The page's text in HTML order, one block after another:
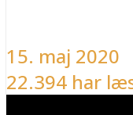
15. maj 2020
22.394 har